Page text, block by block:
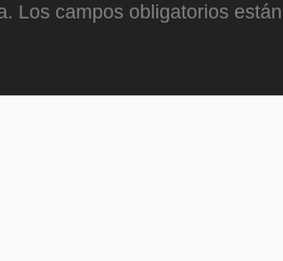
Los campos obligatorios están